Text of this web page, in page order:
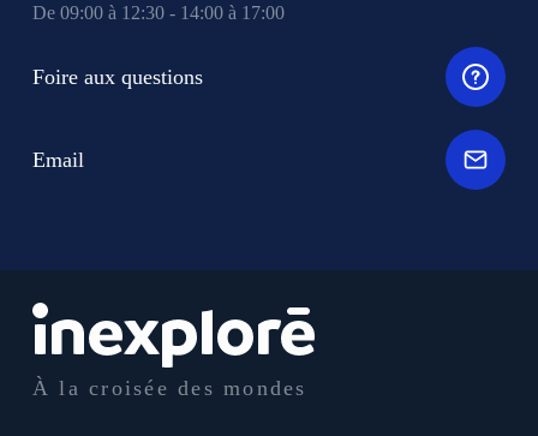
À la croisée des mondes
De 09:00 à 12:30 - 14:00 à 17:00
Foire aux questions
Email